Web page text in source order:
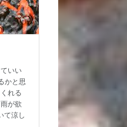
いい
かと思
れる
が欲
て涼し